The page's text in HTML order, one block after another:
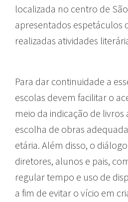
localizada no centro de
apresentados espetáculos
realizadas atividades
Para dar continuidade a
escolas devem facilitar o
meio da indicação de livros
escolha de obras
etária. Além disso, o
diretores, alunos e pais,
regular tempo e uso de
a fim de evitar o vício em